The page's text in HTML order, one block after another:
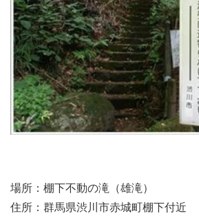
場所：棚下不動の滝（雄滝）
住所：群馬県渋川市赤城町棚下付近